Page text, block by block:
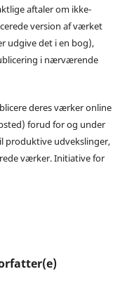
aftaler om ikke-
version af værket
udgive det i en bog),
i nærværende
deres værker online
forud for og under
produktive udvekslinger,
værker. Initiative for